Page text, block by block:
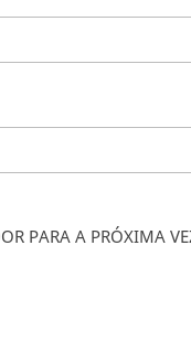
PARA A PRÓXIMA